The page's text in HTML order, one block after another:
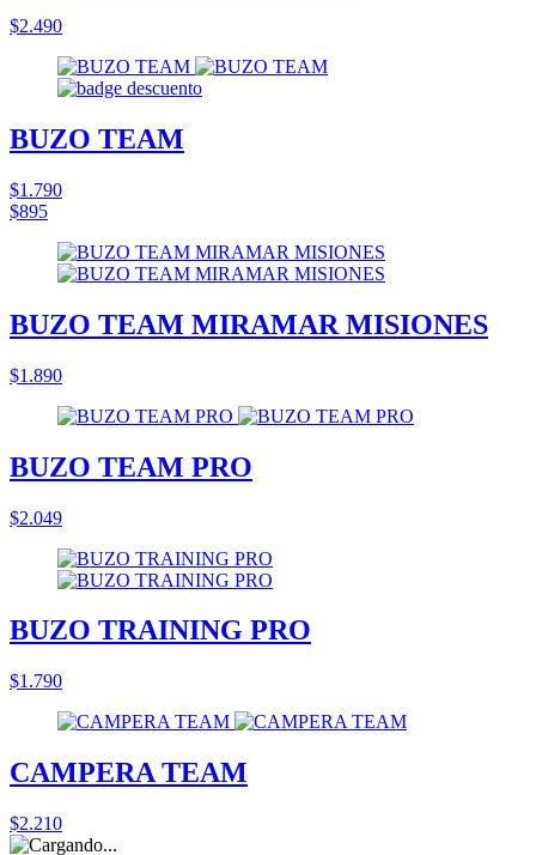
$2.490
BUZO TEAM
$1.790
$895
BUZO TEAM MIRAMAR MISIONES
$1.890
BUZO TEAM PRO
$2.049
BUZO TRAINING PRO
$1.790
CAMPERA TEAM
$2.210